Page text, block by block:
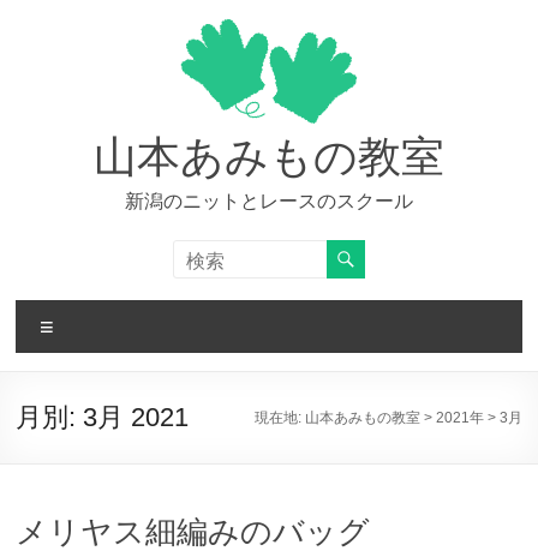
山本あみもの教室
新潟のニットとレースのスクール
ニ
ー
月別: 3月 2021 現在地: 山本あみもの教室> 2021年> 3月
メリヤス細編みのバッグ